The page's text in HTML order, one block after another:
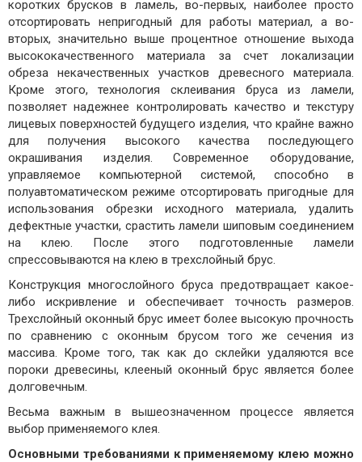
коротких брусков в ламель, во-первых, наиболее просто
отсортировать непригодный для работы материал, а во-
вторых, значительно выше процентное отношение выхода
высококачественного материала за счет локализации
обреза некачественных участков древесного материала.
Кроме этого, технология склеивания бруса из ламели,
позволяет надежнее контролировать качество и текстуру
лицевых поверхностей будущего изделия, что крайне важно
для получения высокого качества последующего
окрашивания изделия. Современное оборудование,
управляемое компьютерной системой, способно в
полуавтоматическом режиме отсортировать пригодные для
использования обрезки исходного материала, удалить
дефектные участки, срастить ламели шиповым соединением
на клею. После этого подготовленные ламели
спрессовываются на клею в трехслойный брус.
Конструкция многослойного бруса предотвращает какое-
либо искривление и обеспечивает точность размеров.
Трехслойный оконный брус имеет более высокую прочность
по сравнению с оконным брусом того же сечения из
массива. Кроме того, так как до склейки удаляются все
пороки древесины, клееный оконный брус является более
долговечным.
Весьма важным в вышеозначенном процессе является
выбор применяемого клея.
Основными требованиями к применяемому клею можно